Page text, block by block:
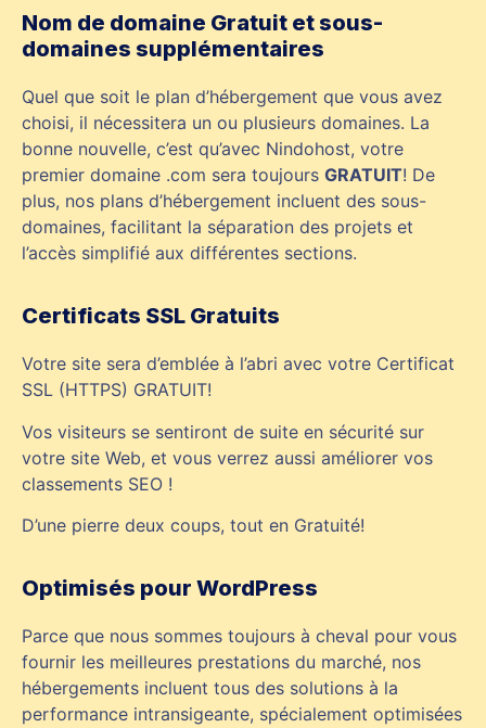
Nom de domaine Gratuit et sous-
domaines supplémentaires
Quel que soit le plan d’hébergement que vous avez
choisi, il nécessitera un ou plusieurs domaines. La
bonne nouvelle, c’est qu’avec Nindohost, votre
premier domaine .com sera toujours GRATUIT! De
plus, nos plans d’hébergement incluent des sous-
domaines, facilitant la séparation des projets et
l’accès simplifié aux différentes sections.
Certificats SSL Gratuits
Votre site sera d’emblée à l’abri avec votre Certificat
SSL (HTTPS) GRATUIT!
Vos visiteurs se sentiront de suite en sécurité sur
votre site Web, et vous verrez aussi améliorer vos
classements SEO !
D’une pierre deux coups, tout en Gratuité!
Optimisés pour WordPress
Parce que nous sommes toujours à cheval pour vous
fournir les meilleures prestations du marché, nos
hébergements incluent tous des solutions à la
performance intransigeante, spécialement optimisées